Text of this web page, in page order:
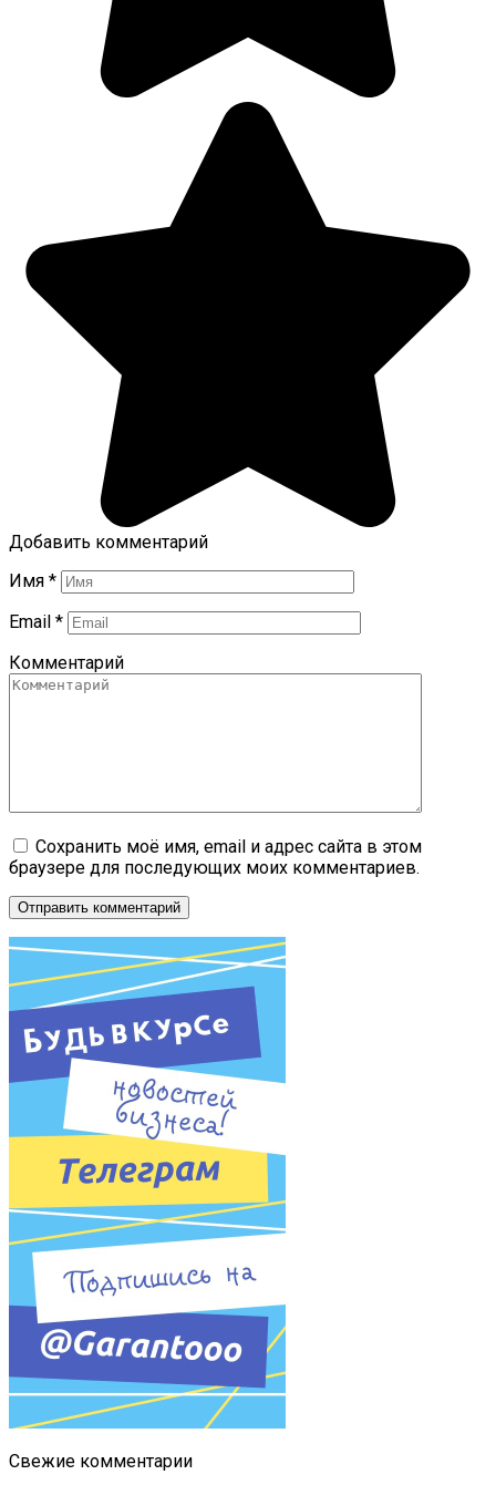
Добавить комментарий
Имя *
Email *
Комментарий
Сохранить моё имя, email и адрес сайта в этом
браузере для последующих моих комментариев.
Свежие комментарии